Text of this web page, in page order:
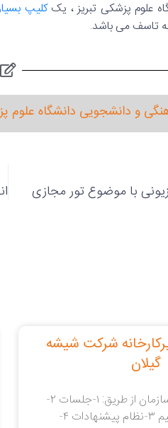
علوم پزشکی تبریز ، یککلیپ
تاسف می باشد.
و دانشجویی دانشگاه علوم
با موضوع تور مجازی
شرکت شیشه
گیلان
جمع‌آوری ایده در سازمان از طریق: ۱-جلسات ۲-
ارتباطات مستقیم ۳-نظام پیشنهادات ۴-